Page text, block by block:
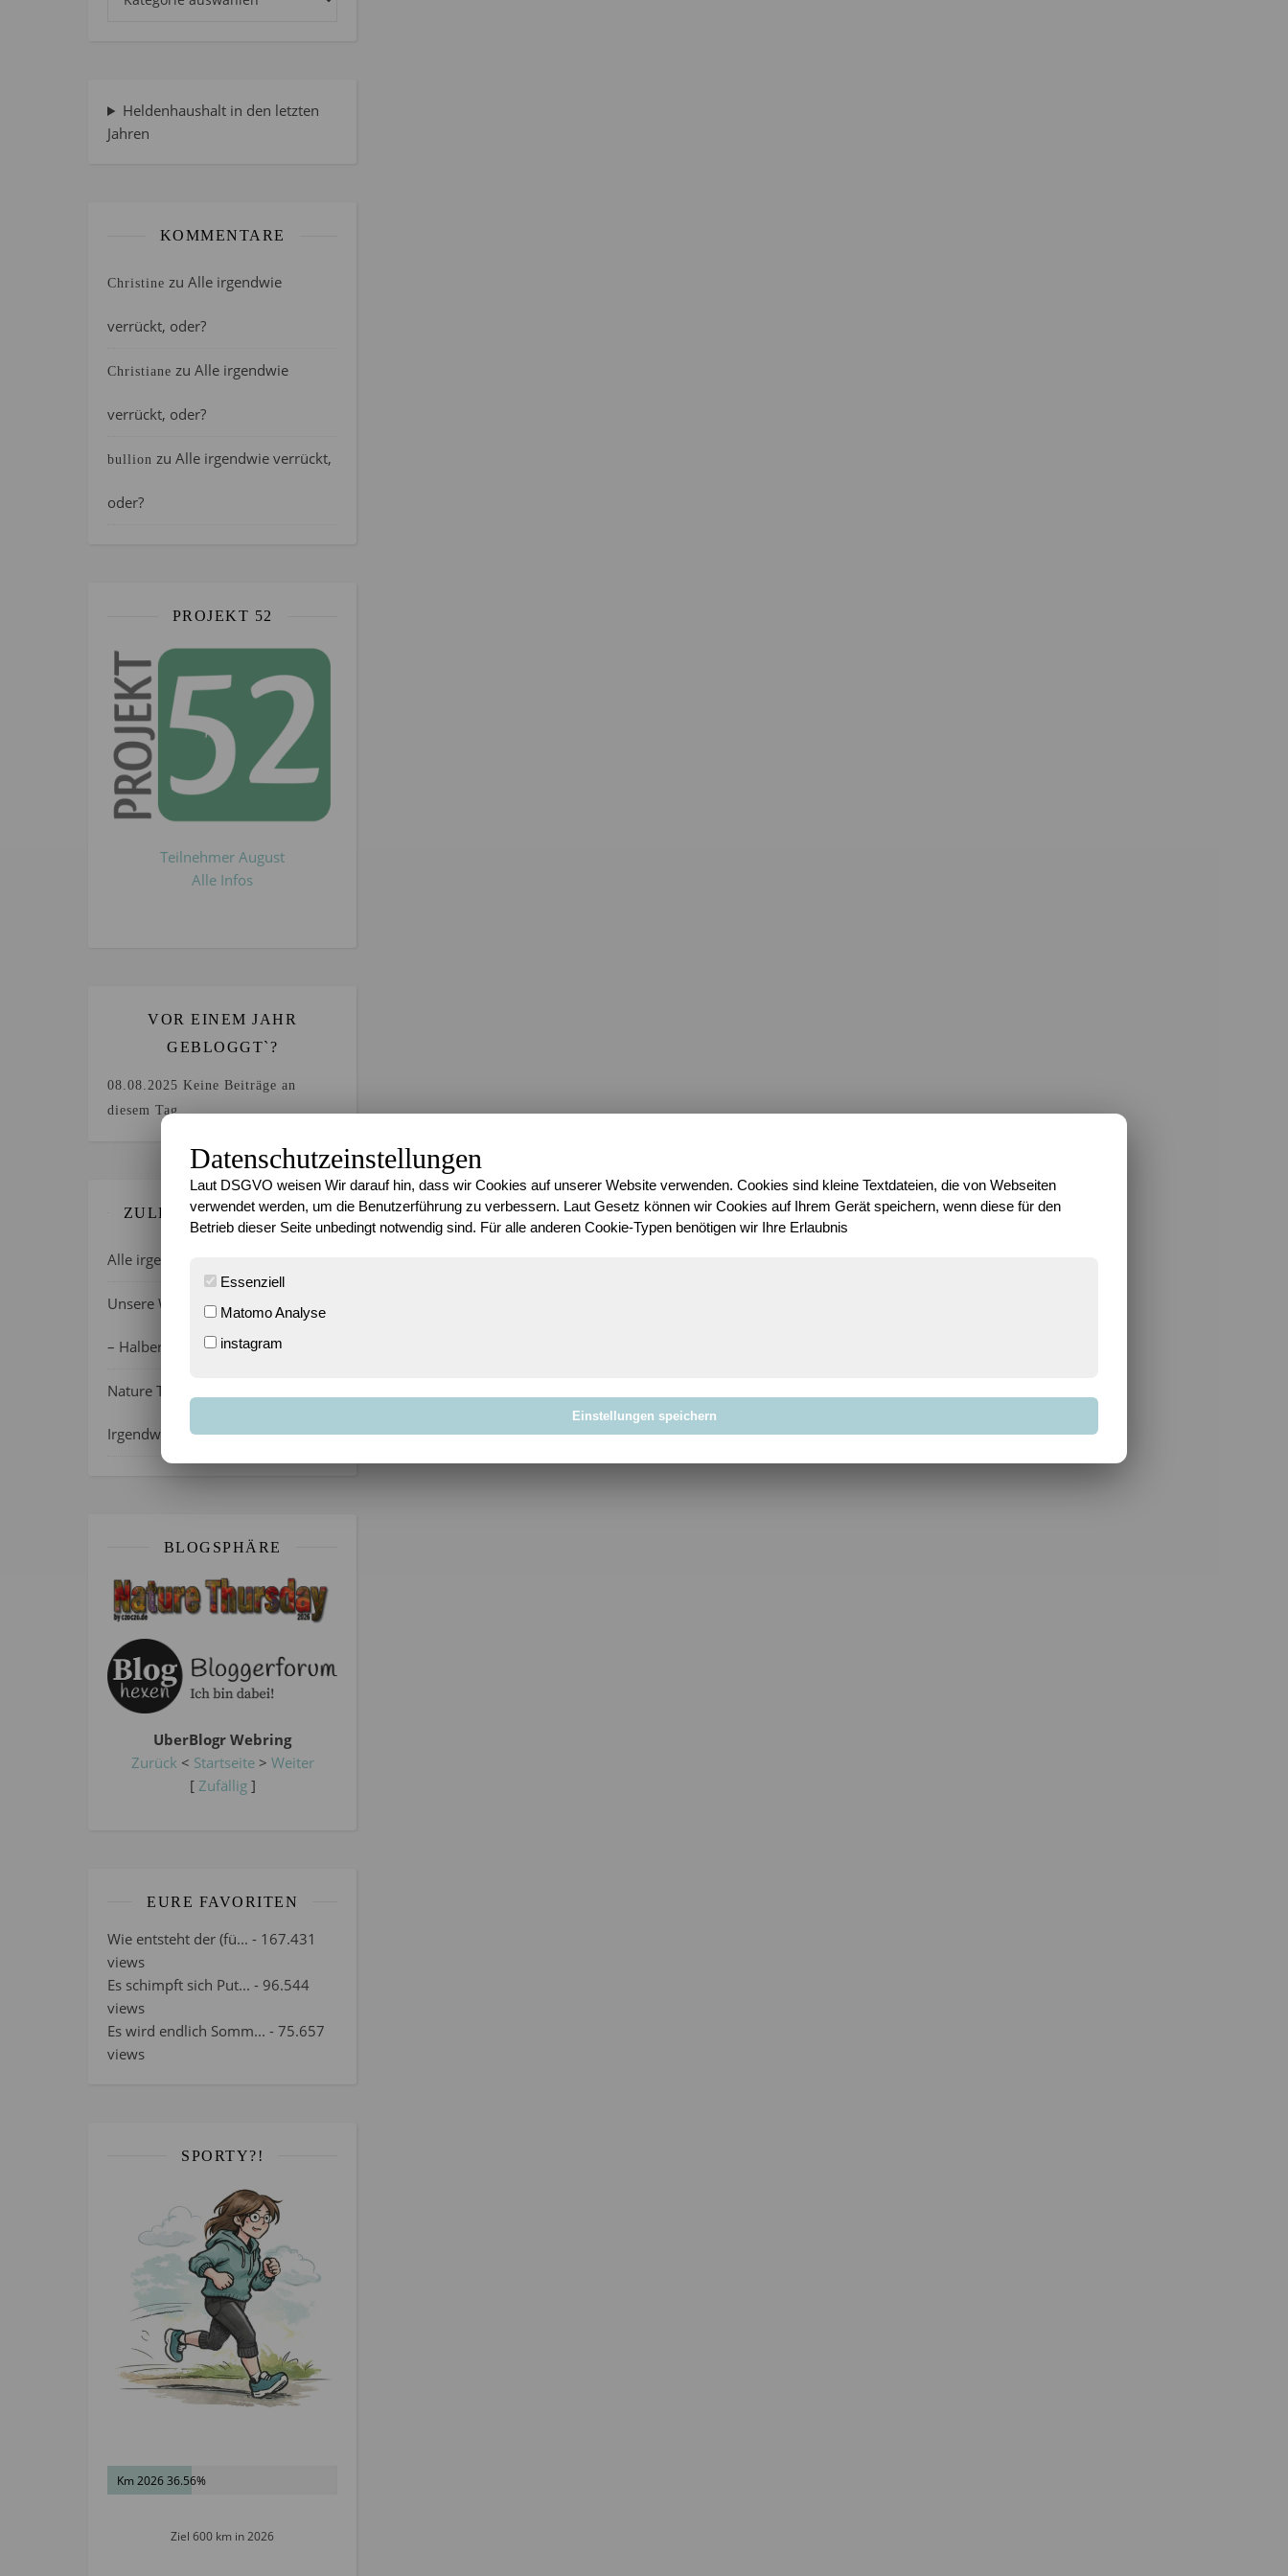
Heldenhaushalt in den letzten
Jahren
KOMMENTARE
Christine zu Alle irgendwie
verrückt, oder?
Christiane zu Alle irgendwie
verrückt, oder?
bullion zu Alle irgendwie verrückt,
oder?
PROJEKT 52
Teilnehmer August
Alle Infos
VOR EINEM JAHR
GEBLOGGT`?
08.08.2025 Keine Beiträge an
diesem Tag.
ZULETZT GEBLOGGT…
Alle irgendwie verrückt, oder?
Unsere Wochenlieblinge 31/2026
– Halber Alltag ist zurück
Nature Thursday 21/2026 –
Irgendwie wie April, oder?
BLOGSPHÄRE
UberBlogr Webring
Zurück < Startseite> Weiter
[ Zufällig]
EURE FAVORITEN
Wie entsteht der (fü... - 167.431
views
Es schimpft sich Put... - 96.544
views
Es wird endlich Somm... - 75.657
views
SPORTY?!
Km 2026 36.56%
Ziel 600 km in 2026
Datenschutzeinstellungen
Laut DSGVO weisen Wir darauf hin, dass wir Cookies auf unserer Website verwenden. Cookies sind kleine Textdateien, die von Webseiten
verwendet werden, um die Benutzerführung zu verbessern. Laut Gesetz können wir Cookies auf Ihrem Gerät speichern, wenn diese für den
Betrieb dieser Seite unbedingt notwendig sind. Für alle anderen Cookie-Typen benötigen wir Ihre Erlaubnis
Essenziell
Matomo Analyse
instagram
Einstellungen speichern